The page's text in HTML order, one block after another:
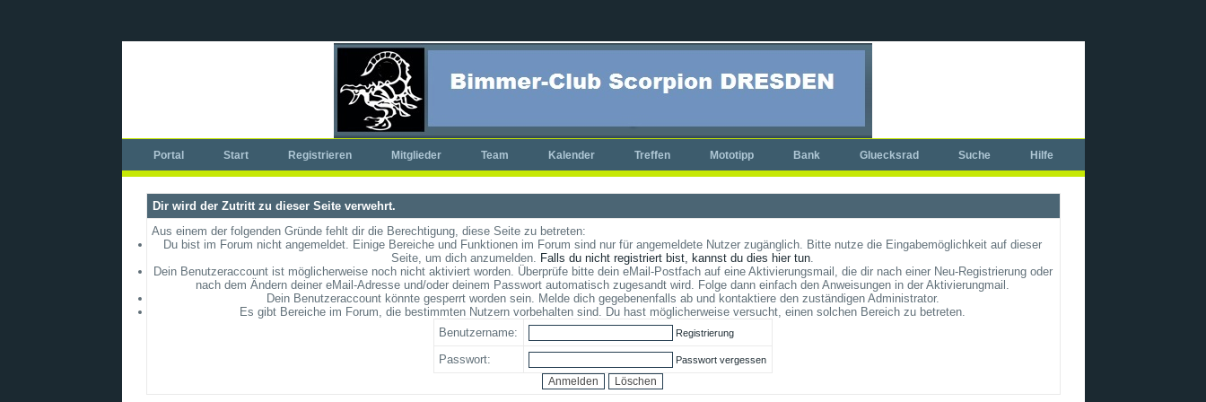
Portal Start Registrieren Mitglieder Team Kalender Treffen Mototipp Bank Gluecksrad Suche Hilfe
Dir wird der Zutritt zu dieser Seite verwehrt.
Aus einem der folgenden Gründe fehlt dir die Berechtigung, diese Seite zu betreten:
Du bist im Forum nicht angemeldet. Einige Bereiche und Funktionen im Forum sind nur für angemeldete Nutzer zugänglich. Bitte nutze die Eingabemöglichkeit auf dieser
Seite, um dich anzumelden. Falls du nicht registriert bist, kannst du dies hier tun.
Dein Benutzeraccount ist möglicherweise noch nicht aktiviert worden. Überprüfe bitte dein eMail-Postfach auf eine Aktivierungsmail, die dir nach einer Neu-Registrierung oder
nach dem Ändern deiner eMail-Adresse und/oder deinem Passwort automatisch zugesandt wird. Folge dann einfach den Anweisungen in der Aktivierungmail.
Dein Benutzeraccount könnte gesperrt worden sein. Melde dich gegebenenfalls ab und kontaktiere den zuständigen Administrator.
Es gibt Bereiche im Forum, die bestimmten Nutzern vorbehalten sind. Du hast möglicherweise versucht, einen solchen Bereich zu betreten.
Benutzername:
Registrierung
Passwort: Passwort vergessen